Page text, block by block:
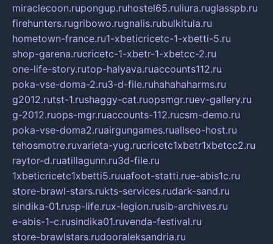
miraclecoon.rupongup.ruhostel65.ruliura.ruglasspb.ru
firehunters.rugribowo.rugnalis.rubulkitula.ru
hometown-france.ru1-xbeticricetc-1-xbetti-5.ru
shop-garena.rucricetc-1-xbetr-1-xbetcc-2.ru
one-life-story.rutop-halyava.ruaccounts112.ru
poka-vse-doma-2.ru3-d-file.ruhahahaharms.ru
g2012.rutst-1.rushaggy-cat.ruopsmgr.ruev-gallery.ru
g-2012.ruops-mgr.ruaccounts-112.rucsm-demo.ru
poka-vse-doma2.ruairgungames.ruallseo-host.ru
tehosmotre.ruvarieta-yug.rucricetc1xbetr1xbetcc2.ru
raytor-d.ruatillagunn.ru3d-file.ru
1xbeticricetc1xbetti5.ruuafoot-statti.rue-abis1c.ru
store-brawl-stars.rukts-services.rudark-sand.ru
sindika-01.rusp-life.rux-legion.rusib-archives.ru
e-abis-1-c.rusindika01.ruvenda-festival.ru
store-brawlstars.rudooraleksandria.ru